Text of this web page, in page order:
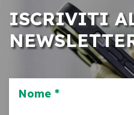
ISCRIVITI
Nome *